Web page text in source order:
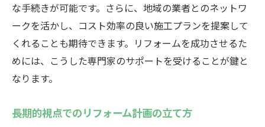
な手続きが可能です。さらに、地域の業者とのネットワ
ークを活かし、コスト効率の良い施工プランを提案して
くれることも期待できます。リフォームを成功させるた
めには、こうした専門家のサポートを受けることが鍵と
なります。
長期的視点でのリフォーム計画の立て方